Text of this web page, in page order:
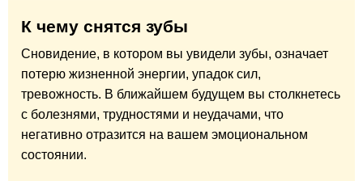
К чему снятся зубы
Сновидение, в котором вы увидели зубы, означает
потерю жизненной энергии, упадок сил,
тревожность. В ближайшем будущем вы столкнетесь
с болезнями, трудностями и неудачами, что
негативно отразится на вашем эмоциональном
состоянии.